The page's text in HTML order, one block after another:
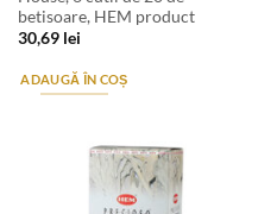
betisoare, HEM product
30,69 lei
ADAUGĂ ÎN COȘ